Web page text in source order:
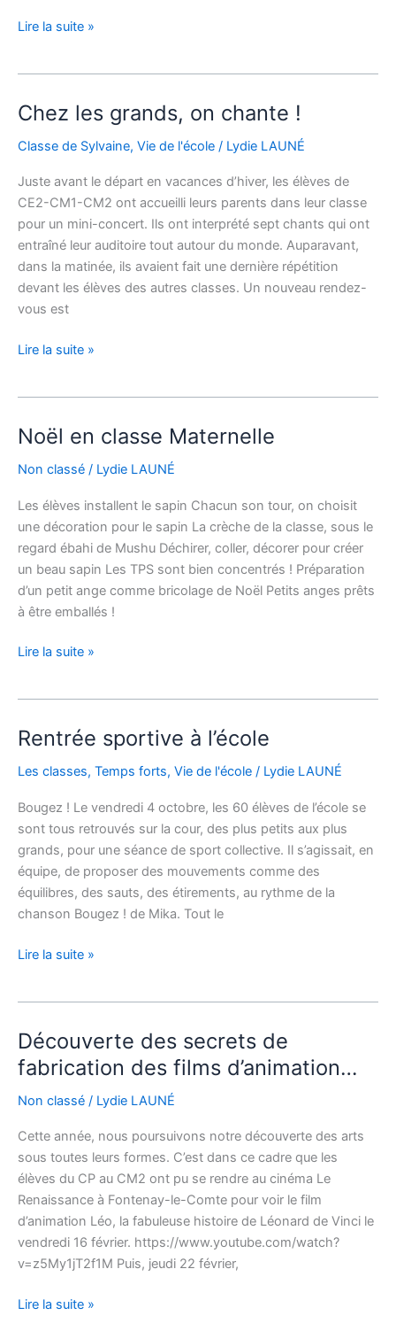
Lire la suite »
Chez les grands, on chante !
Classe de Sylvaine, Vie de l'école / Lydie LAUNÉ
Juste avant le départ en vacances d’hiver, les élèves de
CE2-CM1-CM2 ont accueilli leurs parents dans leur classe
pour un mini-concert. Ils ont interprété sept chants qui ont
entraîné leur auditoire tout autour du monde. Auparavant,
dans la matinée, ils avaient fait une dernière répétition
devant les élèves des autres classes. Un nouveau rendez-
vous est
Chez
grands,
on
chante
Lire la suite »
Noël en classe Maternelle
Non classé / Lydie LAUNÉ
Les élèves installent le sapin Chacun son tour, on choisit
une décoration pour le sapin La crèche de la classe, sous le
regard ébahi de Mushu Déchirer, coller, décorer pour créer
un beau sapin Les TPS sont bien concentrés ! Préparation
d’un petit ange comme bricolage de Noël Petits anges prêts
à être emballés !
Noël
classe
Maternelle
Lire la suite »
Rentrée sportive à l’école
Les classes, Temps forts, Vie de l'école / Lydie LAUNÉ
Bougez ! Le vendredi 4 octobre, les 60 élèves de l’école se
sont tous retrouvés sur la cour, des plus petits aux plus
grands, pour une séance de sport collective. Il s’agissait, en
équipe, de proposer des mouvements comme des
équilibres, des sauts, des étirements, au rythme de la
chanson Bougez ! de Mika. Tout le
Rentrée
à
l’école
Lire la suite »
Découverte des secrets de
fabrication des films d’animation…
Non classé / Lydie LAUNÉ
Cette année, nous poursuivons notre découverte des arts
sous toutes leurs formes. C’est dans ce cadre que les
élèves du CP au CM2 ont pu se rendre au cinéma Le
Renaissance à Fontenay-le-Comte pour voir le film
d’animation Léo, la fabuleuse histoire de Léonard de Vinci le
vendredi 16 février. https://www.youtube.com/watch?
v=z5My1jT2f1M Puis, jeudi 22 février,
Découverte
des
secrets
de
des
films
d’animation…
Lire la suite »